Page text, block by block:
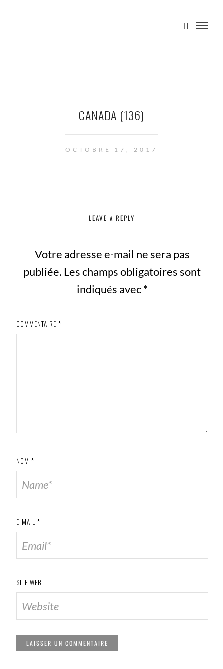
CANADA (136)
OCTOBRE 17, 2017
LEAVE A REPLY
Votre adresse e-mail ne sera pas
publiée. Les champs obligatoires sont
indiqués avec*
COMMENTAIRE *
NOM *
E-MAIL *
SITE WEB